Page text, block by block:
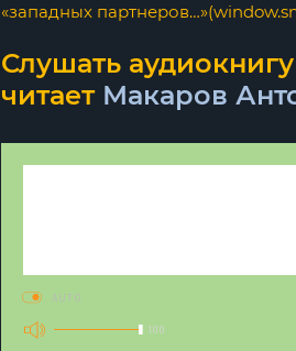
«западных
Слушать
читает Макаров
100
AUTO